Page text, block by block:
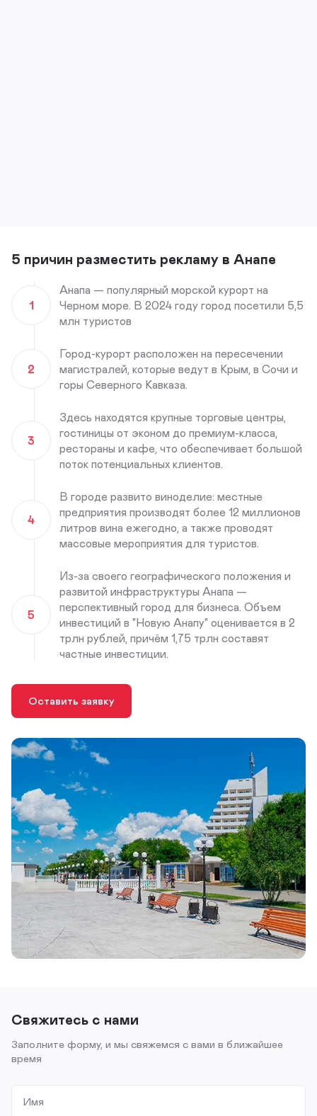
5 причин разместить рекламу в Анапе
1
Анапа — популярный морской курорт на
Черном море. В 2024 году город посетили 5,5
млн туристов
2
Город-курорт расположен на пересечении
магистралей, которые ведут в Крым, в Сочи и
горы Северного Кавказа.
3
Здесь находятся крупные торговые центры,
гостиницы от эконом до премиум-класса,
рестораны и кафе, что обеспечивает большой
поток потенциальных клиентов.
4
В городе развито виноделие: местные
предприятия производят более 12 миллионов
литров вина ежегодно, а также проводят
массовые мероприятия для туристов.
5
Из-за своего географического положения и
развитой инфраструктуры Анапа —
перспективный город для бизнеса. Объем
инвестиций в "Новую Анапу" оценивается в 2
трлн рублей, причём 1,75 трлн составят
частные инвестиции.
Оставить заявку
Свяжитесь с нами
Заполните форму, и мы свяжемся с вами в ближайшее
время
Имя